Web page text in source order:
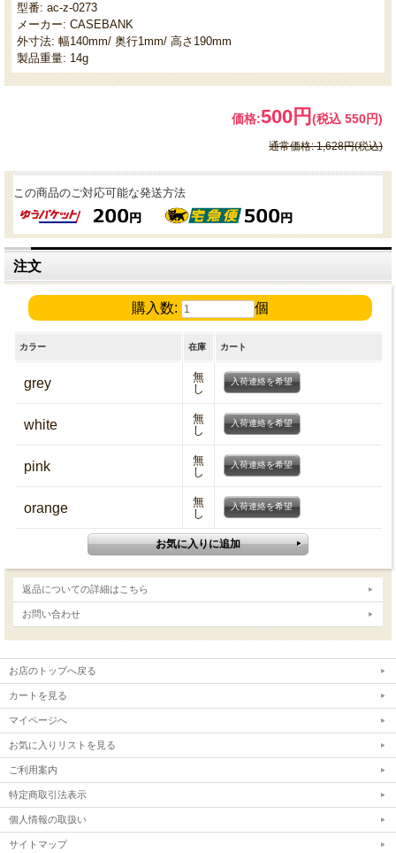
型番: ac-z-0273
メーカー: CASEBANK
外寸法: 幅140mm/ 奥行1mm/ 高さ190mm
製品重量: 14g
価格:500円 (税込 550円)
通常価格: 1,628円(税込)
この商品のご対応可能な発送方法
注文
購入数: 個
カラー 在庫 カート
grey
無
し
入荷連絡を希望
white
無
し
入荷連絡を希望
pink
無
し
入荷連絡を希望
orange
無
し
入荷連絡を希望
返品についての詳細はこちら
お問い合わせ
お店のトップへ戻る
カートを見る
マイページへ
お気に入りリストを見る
ご利用案内
特定商取引法表示
個人情報の取扱い
サイトマップ